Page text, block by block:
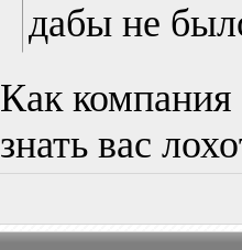
дабы не
Как компания
знать вас